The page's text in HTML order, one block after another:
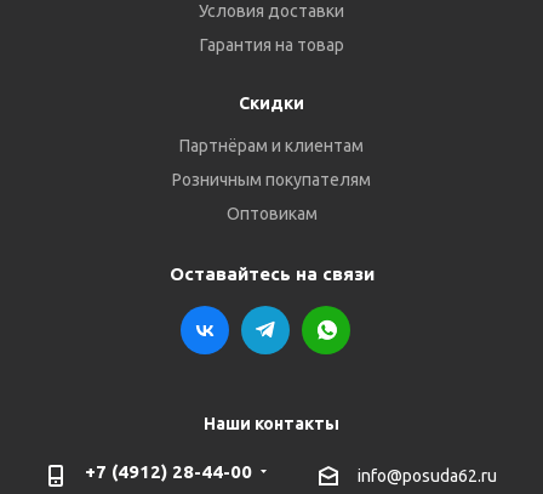
Условия доставки
Гарантия на товар
Скидки
Партнёрам и клиентам
Розничным покупателям
Оптовикам
Оставайтесь на связи
Наши контакты
+7 (4912) 28-44-00 info@posuda62.ru